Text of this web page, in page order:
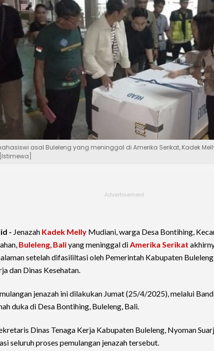
asal Buleleng yang meninggal di Amerika Serikat, Kadek
- Jenazah Kadek Melly Mudiani, warga Desa Bontihing,
Buleleng, Baliyang meninggal diAmerika Serikat
setelah difasililtasi oleh Pemerintah Kabupaten
dan Dinas Kesehatan.
jenazah ini dilakukan Jumat (25/4/2025), melalui
duka di Desa Bontihing, Buleleng, Bali.
Dinas Tenaga Kerja Kabupaten Buleleng, Nyoman
seluruh proses pemulangan jenazah tersebut.